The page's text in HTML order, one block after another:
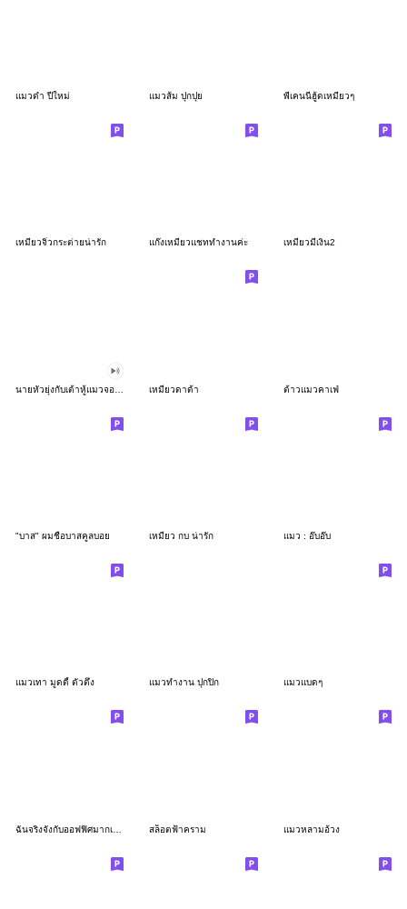
แมวดำ ปีใหม่ แมวส้ม ปุกปุย พี่เคนนี่ฮู้ดเหมียวๆ
เหมียวจิ๋วกระต่ายน่ารัก แก๊งเหมียวแชททำงานค่ะ เหมียวมีเงิน2
เหมียวดาด้า ต้าวแมวคาเฟ่
"บาส" ผมชื่อบาสคูลบอย เหมียว กบ น่ารัก แมว : อ๊บอ๊บ
แมวเทา มูดดี้ ตัวตึง แมวทำงาน ปุกปิก แมวแบดๆ
สล็อตฟ้าคราม แมวหลามอ้วง